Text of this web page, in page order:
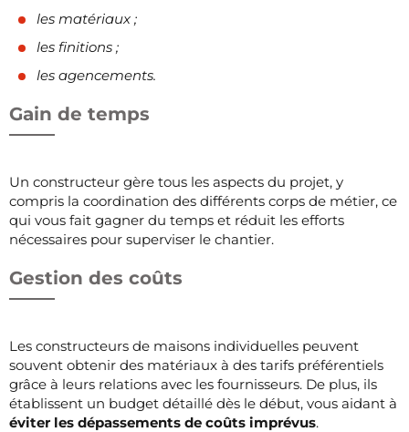
les matériaux ;
les finitions ;
les agencements.
Gain de temps
Un constructeur gère tous les aspects du projet, y
compris la coordination des différents corps de métier, ce
qui vous fait gagner du temps et réduit les efforts
nécessaires pour superviser le chantier.
Gestion des coûts
Les constructeurs de maisons individuelles peuvent
souvent obtenir des matériaux à des tarifs préférentiels
grâce à leurs relations avec les fournisseurs. De plus, ils
établissent un budget détaillé dès le début, vous aidant à
éviter les dépassements de coûts imprévus.